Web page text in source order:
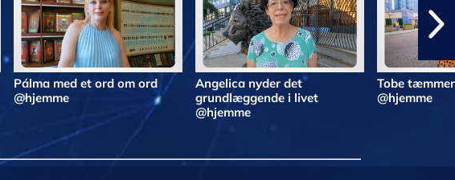
Pálma med et ord om ord
@hjemme
Angelica nyder det
grundlæggende i livet
@hjemme
Tobe
@hjemme